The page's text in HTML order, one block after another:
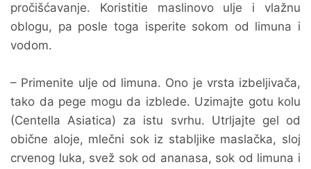
pročišćavanje. Koristitie maslinovo ulje i vlažnu
oblogu, pa posle toga isperite sokom od limuna i
vodom.
– Primenite ulje od limuna. Ono je vrsta izbeljivača,
tako da pege mogu da izblede. Uzimajte gotu kolu
(Centella Asiatica) za istu svrhu. Utrljajte gel od
obične aloje, mlečni sok iz stabljike maslačka, sloj
crvenog luka, svež sok od ananasa, sok od limuna i